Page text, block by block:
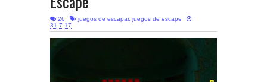
26 juegos de escapar, juegos de escape
31.7.17